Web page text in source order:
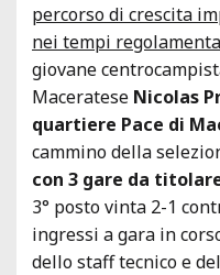
percorso di crescita
nei tempi
giovane
Maceratese Nicolas
quartiere Pace di
cammino della
con 3 gare da
3° posto vinta 2-1
ingressi a gara in
dello staff tecnico e